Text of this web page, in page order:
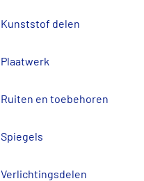
Kunststof delen
Plaatwerk
Ruiten en toebehoren
Spiegels
Verlichtingsdelen